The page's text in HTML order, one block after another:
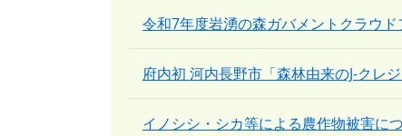
令和7年度岩湧の森ガバメントクラウ
府内初 河内長野市「森林由来のJ-クレ
イノシシ・シカ等による農作物被害に